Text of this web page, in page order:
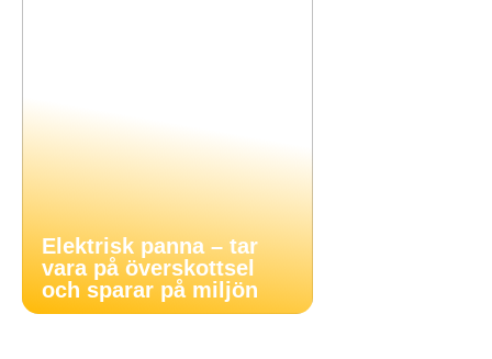
Elektrisk panna – tar
vara på överskottsel
och sparar på miljön